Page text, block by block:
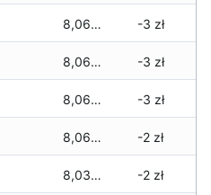
8,069 zł -3 zł
8,069 zł -3 zł
8,069 zł -3 zł
8,069 zł -2 zł
8,039 zł -2 zł